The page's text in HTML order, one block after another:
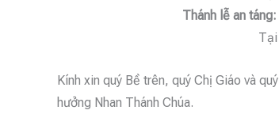
Thánh lễ an
Tại
Kính xin quý Bề trên, quý Chị Giáo và
hưởng Nhan Thánh Chúa.